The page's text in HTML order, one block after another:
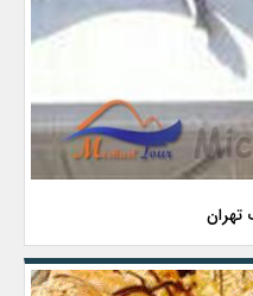
تهران